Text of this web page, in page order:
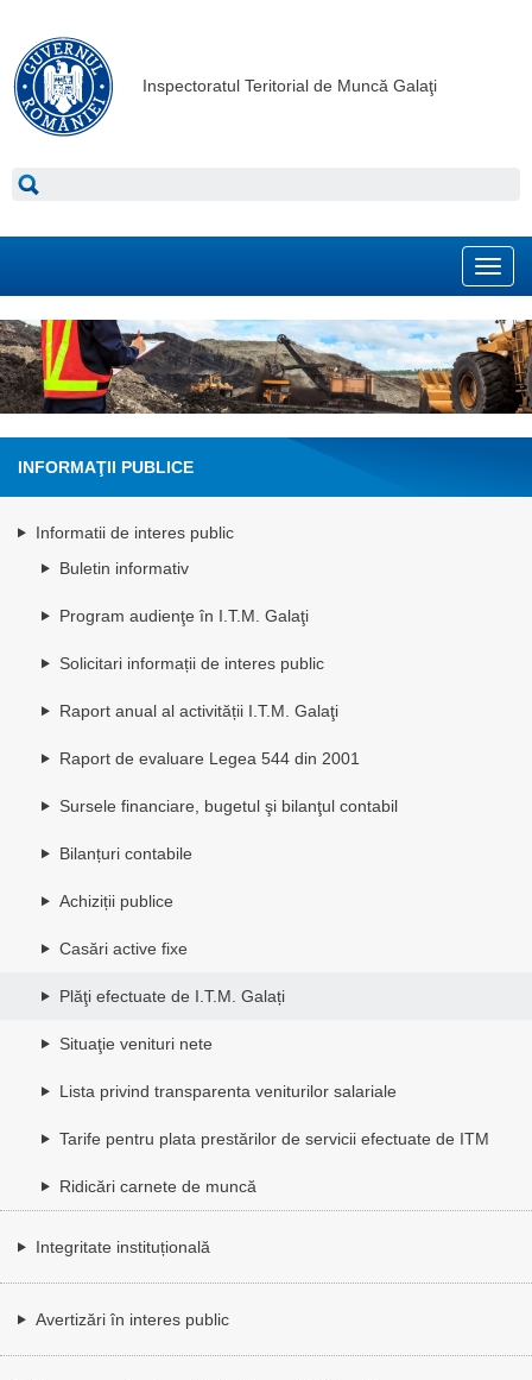
Inspectoratul Teritorial de Muncă Galaţi
INFORMAŢII PUBLICE
Informatii de interes public
Buletin informativ
Program audienţe în I.T.M. Galaţi
Solicitari informații de interes public
Raport anual al activității I.T.M. Galaţi
Raport de evaluare Legea 544 din 2001
Sursele financiare, bugetul şi bilanţul contabil
Bilanțuri contabile
Achiziții publice
Casări active fixe
Plăţi efectuate de I.T.M. Galați
Situaţie venituri nete
Lista privind transparenta veniturilor salariale
Tarife pentru plata prestărilor de servicii efectuate de ITM
Ridicări carnete de muncă
Integritate instituțională
Avertizări în interes public